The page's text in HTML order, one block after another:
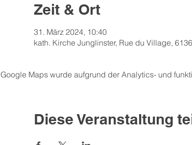
Zeit & Ort
31. März 2024, 10:40
kath. Kirche Junglinster, Rue du Village,
Google Maps wurde aufgrund der Analytics- und
Diese Veranstaltung